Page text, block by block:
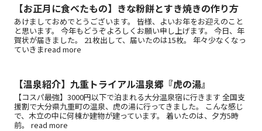
【お正月に食べたもの】きな粉餅とすき焼きの作り方
あけましておめでとうございます。 皆様、よいお年をお迎えのこと
と思います。 今年もどうぞよろしくお願い申し上げます。 今日、年
賀状が届きました。 21枚出して、届いたのは15枚。 年々少なくなっ
ていきまread more
【温泉紹介】九重トライアル温泉郷『虎の湯』
【コスパ最強】3000円以下で泊まれる大分温泉宿に行きます 全国支
援割で大分県九重町の温泉、虎の湯に行ってきました。 こんな感じ
で、木立の中に何棟か建物が建っています。 着いたのは、夕方5時
前。 read more